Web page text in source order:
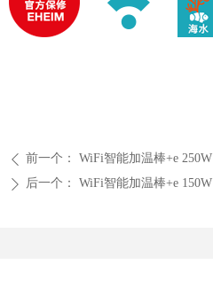
ꄴ 前一个： WiFi智能加温棒+e 250W
ꄲ 后一个： WiFi智能加温棒+e 150W